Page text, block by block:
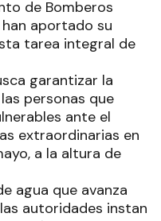
de Bomberos
aportado su
tarea integral de
garantizar la
personas que
ante el
extraordinarias en
a la altura de
agua que avanza
autoridades instan